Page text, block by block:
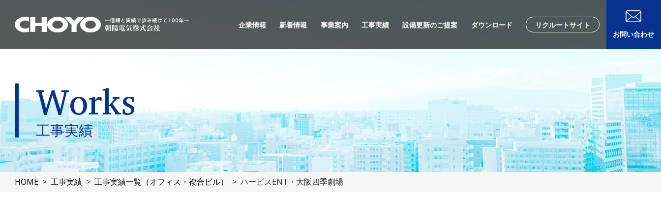
企業情報 新着情報 事業案内 工事実績 設備更新のご提案 ダウンロード
リクルートサイト
お問い合わせ
Works
工事実績
HOME 工事実績 工事実績一覧（オフィス・複合ビル） ハービスENT・大阪四季劇場